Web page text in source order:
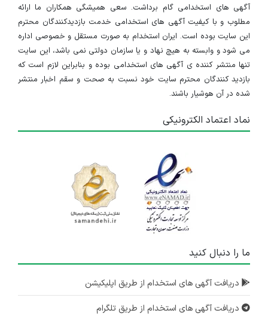
آگهی های استخدامی گام برداشت. سعی همیشگی همکاران ما ارائه
مطلوب و با کیفیت آگهی های استخدامی خدمت بازدیدکنندگان محترم
این سایت بوده است. ایران استخدام به صورت مستقل و خصوصی اداره
می شود و وابسته به هیچ نهاد و یا سازمان دولتی نمی باشد، این سایت
تنها منتشر کننده ی آگهی های استخدامی بوده و بنابراین لازم است که
بازدید کنندگان محترم سایت خود نسبت به صحت و سقم اخبار منتشر
شده در آن هوشیار باشند.
نماد اعتماد الکترونیکی
ما را دنبال کنید
دریافت آگهی های استخدام از طریق اپلیکیشن
دریافت آگهی های استخدام از طریق تلگرام